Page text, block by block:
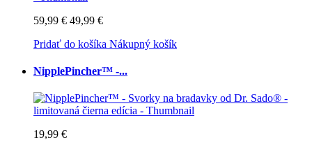
59,99 € 49,99 €
Pridať do košíka Nákupný košík
NipplePincher™ -...
19,99 €